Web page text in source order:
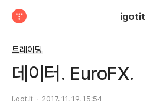
igotit
트레이딩
데이터. EuroFX.
i.got.it 2017. 11. 19. 15:54